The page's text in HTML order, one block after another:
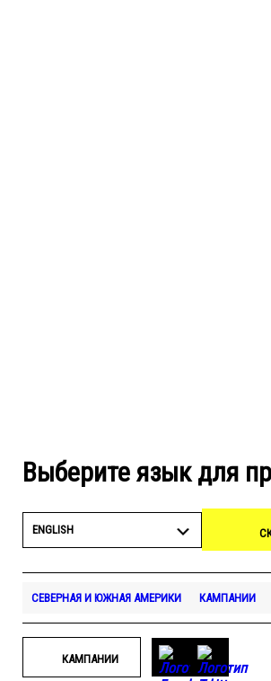
Выберите язык для
ENGLISH
СЕВЕРНАЯ И ЮЖНАЯ АМЕРИКИ КАМПАНИИ
КАМПАНИИ